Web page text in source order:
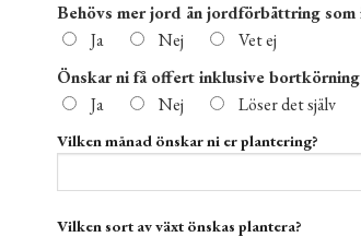
Behövs mer jord än jordförbättring som
Ja
Nej
Vet ej
Önskar ni få offert inklusive
Ja
Nej Löser det själv
Vilken månad önskar ni er plantering?
Vilken sort av växt önskas plantera?